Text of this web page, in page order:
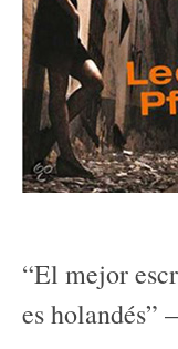
“El mejor
es holandés”